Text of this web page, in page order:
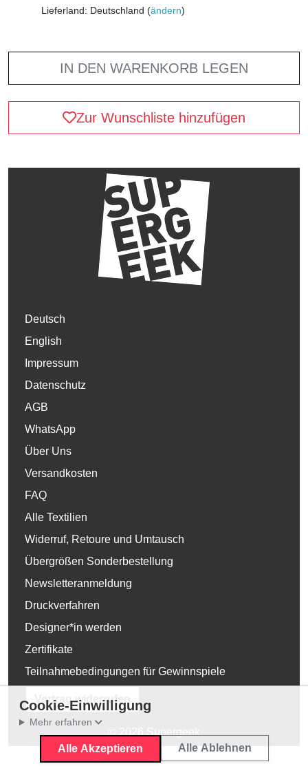
Lieferland: Deutschland (ändern)
IN DEN WARENKORB LEGEN
Zur Wunschliste hinzufügen
Deutsch
English
Impressum
Datenschutz
AGB
WhatsApp
Über Uns
Versandkosten
FAQ
Alle Textilien
Widerruf, Retoure und Umtausch
Übergrößen Sonderbestellung
Newsletteranmeldung
Druckverfahren
Designer*in werden
Zertifikate
Teilnahmebedingungen für Gewinnspiele
Vertrag widerrufen
Cookie-Einwilligung
Mehr erfahren
Alle Akzeptieren Alle Ablehnen